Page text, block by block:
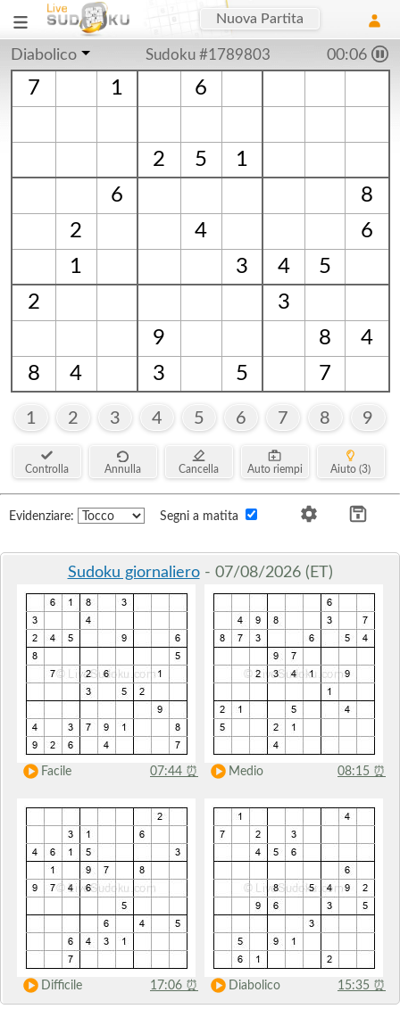
Nuova Partita
Diabolico Sudoku #1789803 00:07
7 1 6
2 5
1
6
8
2
4
6
1
3 4
5
2
3
9
8
4
8
4 3 5 7
1 2 3 4 5 6 7 8 9
Controlla Annulla Cancella Auto riempi Aiuto (3)
Evidenziare: Segni a matita
Sudoku giornaliero- 07/08/2026 (ET)
Facile 07:44 ⏰ Medio 08:15 ⏰
Difficile 17:06 ⏰ Diabolico 15:35 ⏰